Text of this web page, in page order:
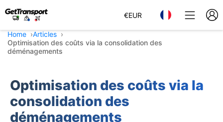
€EUR
Home
Articles
Optimisation des coûts via la consolidation des
déménagements
Optimisation des coûts via la
consolidation des
déménagements